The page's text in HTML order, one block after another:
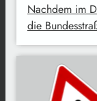
Nachdem im
die